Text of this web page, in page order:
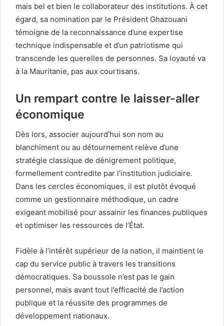
mais bel et bien le collaborateur des institutions. À cet
égard, sa nomination par le Président Ghazouani
témoigne de la reconnaissance d’une expertise
technique indispensable et d’un patriotisme qui
transcende les querelles de personnes. Sa loyauté va
à la Mauritanie, pas aux courtisans.
Un rempart contre le laisser-aller
économique
Dès lors, associer aujourd’hui son nom au
blanchiment ou au détournement relève d’une
stratégie classique de dénigrement politique,
formellement contredite par l’institution judiciaire.
Dans les cercles économiques, il est plutôt évoqué
comme un gestionnaire méthodique, un cadre
exigeant mobilisé pour assainir les finances publiques
et optimiser les ressources de l’État.
Fidèle à l’intérêt supérieur de la nation, il maintient le
cap du service public à travers les transitions
démocratiques. Sa boussole n’est pas le gain
personnel, mais avant tout l’efficacité de l’action
publique et la réussite des programmes de
développement nationaux.